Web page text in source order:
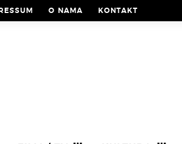
O NAMA KONTAKT